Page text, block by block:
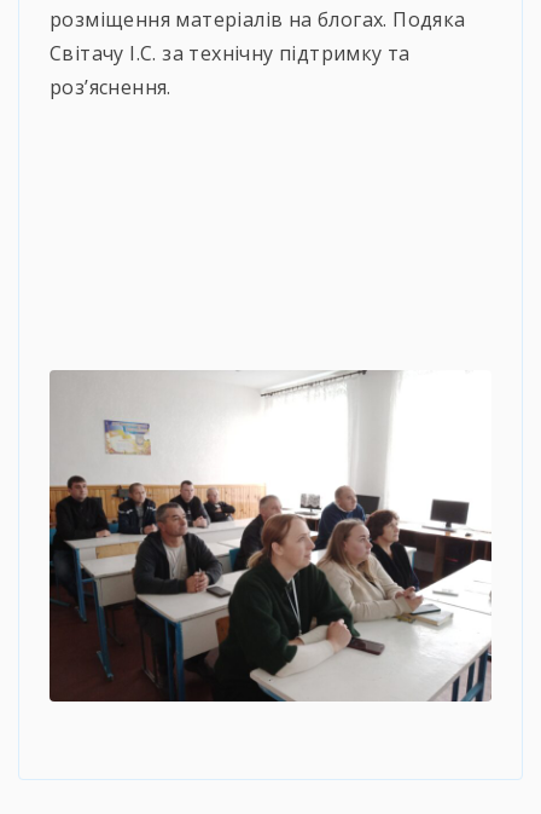
розміщення матеріалів на блогах. Подяка
Світачу І.С. за технічну підтримку та
роз’яснення.